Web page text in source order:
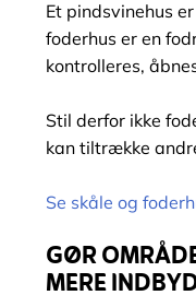
Et pindsvinehus
foderhus er en
kontrolleres,
Stil derfor ikke
kan tiltrække
Se skåle og
GØR
MERE